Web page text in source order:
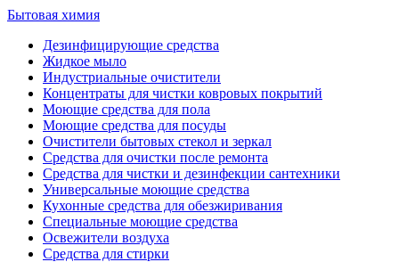
Бытовая химия
Дезинфицирующие средства
Жидкое мыло
Индустриальные очистители
Концентраты для чистки ковровых покрытий
Моющие средства для пола
Моющие средства для посуды
Очистители бытовых стекол и зеркал
Средства для очистки после ремонта
Средства для чистки и дезинфекции сантехники
Универсальные моющие средства
Кухонные средства для обезжиривания
Специальные моющие средства
Освежители воздуха
Средства для стирки